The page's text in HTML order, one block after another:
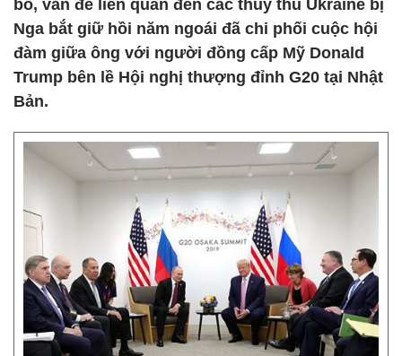
bố, vấn đề liên quan đến các thủy thủ Ukraine bị
Nga bắt giữ hồi năm ngoái đã chi phối cuộc hội
đàm giữa ông với người đồng cấp Mỹ Donald
Trump bên lề Hội nghị thượng đỉnh G20 tại Nhật
Bản.